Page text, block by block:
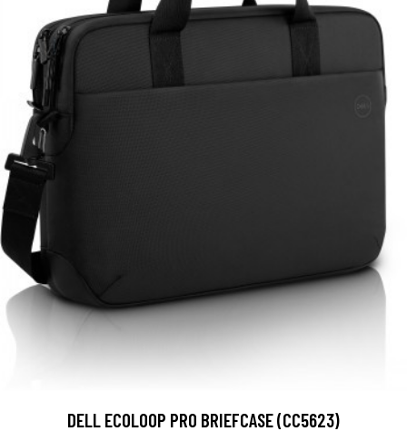
DELL ECOLOOP PRO BRIEFCASE (CC5623)